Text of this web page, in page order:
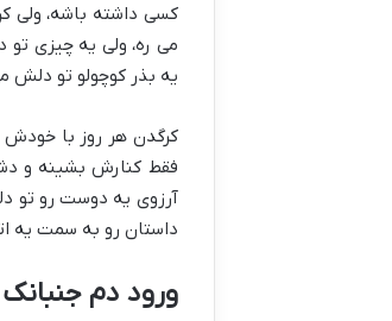
کسی داشته باشه، ولی
می ره، ولی یه چیزی
یه بذر کوچولو تو دلش
کرگدن هر روز با
فقط کنارش بشینه و
آرزوی یه دوست رو تو
داستان رو به سمت یه
ورود دم جنبانک